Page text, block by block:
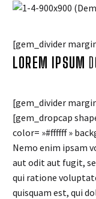
[gem_divider
LOREM IPSUM
[gem_divider
[gem_dropcap
color= »#ffffff »
Nemo enim ipsam
aut odit aut fugit,
qui ratione
quisquam est, qui